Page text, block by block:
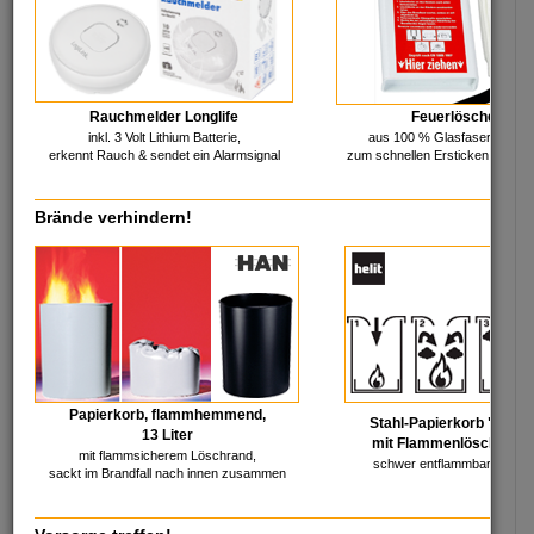
Rauchmelder Longlife
inkl. 3 Volt Lithium Batterie,
erkennt Rauch & sendet ein Alarmsignal
Feuerlöschdecke
aus 100 % Glasfaser, mit
zum schnellen Ersticken von
Brände verhindern!
Papierkorb, flammhemmend,
13 Liter
mit flammsicherem Löschrand,
sackt im Brandfall nach innen zusammen
Stahl-Papierkorb "the
mit Flammenlöschkopf,
schwer entflammbar,
Kleben
Korrigieren
Koffer & Taschen
Ordnungsmittel
StempelShop
Schreibtisch & mehr
IT - Multimedia
Audio, Video & TV
Batterien & Akkus
Speichermedien
Farb-Bänder & Rollen
Gaming Zubehör
HDMI-Produkte
Kabel & Adapter
Zubehör PC/Notebook
Netzwerk, aktiv
Netzwerk, passiv
Rechnerbauteile
Reinigung & Pflege
Smartphone-Zubehör
Tablet-Zubehör
Telekommunikation
Toner & mehr
Umschalter & mehr
USB & FireWire
Lager - Büro - Industrie